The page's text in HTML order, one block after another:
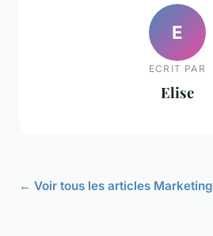
E
ECRIT PAR
Elise
← Voir tous les articles Marketing